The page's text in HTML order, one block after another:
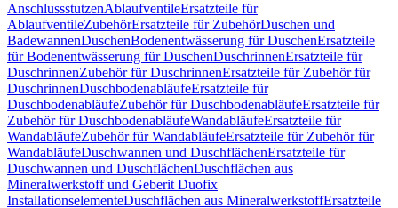
AnschlussstutzenAblaufventileErsatzteile für
AblaufventileZubehörErsatzteile für ZubehörDuschen und
BadewannenDuschenBodenentwässerung für DuschenErsatzteile
für Bodenentwässerung für DuschenDuschrinnenErsatzteile für
DuschrinnenZubehör für DuschrinnenErsatzteile für Zubehör für
DuschrinnenDuschbodenabläufeErsatzteile für
DuschbodenabläufeZubehör für DuschbodenabläufeErsatzteile für
Zubehör für DuschbodenabläufeWandabläufeErsatzteile für
WandabläufeZubehör für WandabläufeErsatzteile für Zubehör für
WandabläufeDuschwannen und DuschflächenErsatzteile für
Duschwannen und DuschflächenDuschflächen aus
Mineralwerkstoff und Geberit Duofix
InstallationselementeDuschflächen aus MineralwerkstoffErsatzteile